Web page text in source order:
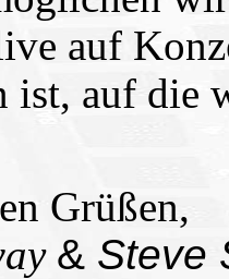
auf
ist, auf die
Grüßen,
& Steve